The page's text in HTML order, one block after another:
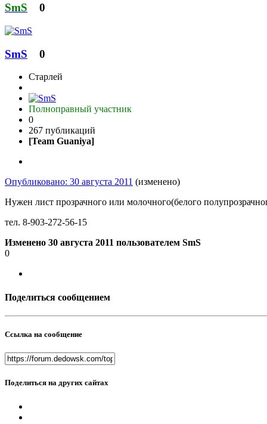
SmS 0
SmS 0
Старлей
Полноправный участник
0
267 публикаций
[Team Guaniya]
Опубликовано: 30 августа 2011 (изменено)
Нужен лист прозрачного или молочного(белого
тел. 8-903-272-56-15
Изменено 30 августа 2011 пользователем SmS
0
Поделиться сообщением
Ссылка на сообщение
Поделиться на других сайтах